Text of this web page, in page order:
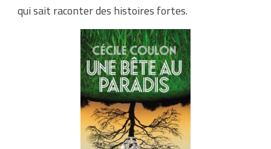
qui sait raconter des histoires fortes.